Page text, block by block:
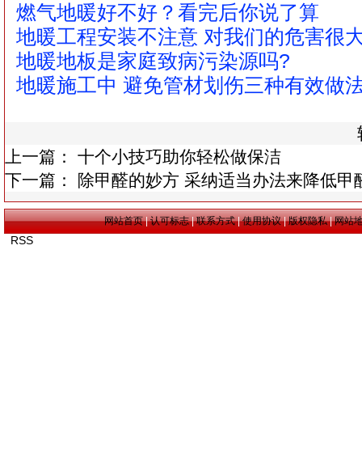
燃气地暖好不好？看完后你说了算
地暖工程安装不注意 对我们的危害很
地暖地板是家庭致病污染源吗?
地暖施工中 避免管材划伤三种有效做
上一篇： 十个小技巧助你轻松做保洁
下一篇： 除甲醛的妙方 采纳适当办法来降低甲
网站首页|认可标志|联系方式|使用协议|版权隐私|网站
RSS